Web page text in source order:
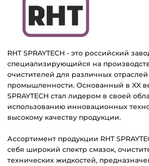
RHT SPRAYTECH - это российский
специализирующийся на
очистителей для различных отраслей
промышленности. Основанный в XX
SPRAYTECH стал лидером в своей
использованию инновационных
высокому качеству продукции.
Ассортимент продукции RHT
себя широкий спектр смазок,
технических жидкостей,